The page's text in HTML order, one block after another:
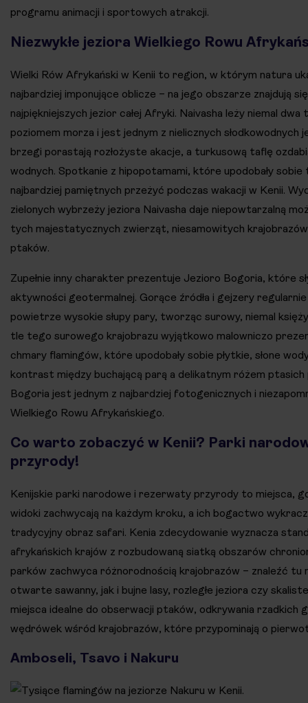
programu animacji i sportowych atrakcji.
Niezwykłe jeziora Wielkiego Rowu
Wielki Rów Afrykański w Kenii to region, w którym natura
najbardziej imponujące oblicze – na jego obszarze znajdują
najpiękniejszych jezior całej Afryki. Naivasha leży niemal
poziomem morza i jest jednym z nielicznych słodkowodnych
brzegi porastają rozłożyste akacje, a turkusową taflę
wodnych. Spotkanie z hipopotamami, które upodobały sobie
najbardziej pamiętnych przeżyć podczas wakacji w Kenii.
zielonych wybrzeży jeziora Naivasha daje niepowtarzalną
tych majestatycznych zwierząt, niesamowitych
ptaków.
Zupełnie inny charakter prezentuje Jezioro Bogoria, które
aktywności geotermalnej. Gorące źródła i gejzery
powietrze wysokie słupy pary, tworząc surowy, niemal
tle tego surowego krajobrazu wyjątkowo malowniczo
chmary flamingów, które upodobały sobie płytkie, słone
kontrast między buchającą parą a delikatnym różem ptasich
Bogoria jest jednym z najbardziej fotogenicznych i
Wielkiego Rowu Afrykańskiego.
Co warto zobaczyć w Kenii? Parki
przyrody!
Kenijskie parki narodowe i rezerwaty przyrody to miejsca,
widoki zachwycają na każdym kroku, a ich bogactwo
tradycyjny obraz safari. Kenia zdecydowanie wyznacza
afrykańskich krajów z rozbudowaną siatką obszarów
parków zachwyca różnorodnością krajobrazów – znaleźć tu
otwarte sawanny, jak i bujne lasy, rozległe jeziora czy
miejsca idealne do obserwacji ptaków, odkrywania rzadkich
wędrówek wśród krajobrazów, które przypominają o
Amboseli, Tsavo i Nakuru